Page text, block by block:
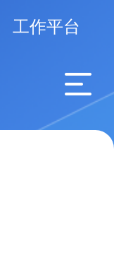
工作平台